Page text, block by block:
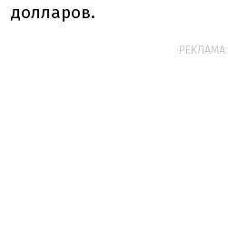
долларов.
РЕКЛАМА: